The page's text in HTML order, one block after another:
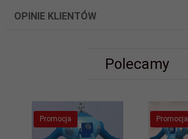
OPINIE KLIENTÓW
Polecamy
Promocja Promocja